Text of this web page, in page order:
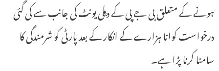
ہونے کے متعلق بی جے پی کے دہلی یونٹ کی جانب سے کی گئی
درخواست کوانا ہزارے کے انکار کے بعد پارٹی کو شرمندگی کا
سامنا کرنا پڑا ہے۔